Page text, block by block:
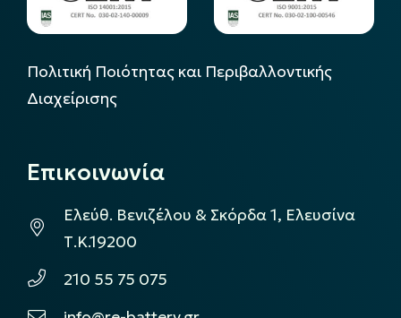
Πολιτική Ποιότητας και Περιβαλλοντικής
Διαχείρισης
Επικοινωνία
Ελεύθ. Βενιζέλου & Σκόρδα 1, Ελευσίνα
Τ.Κ.19200
210 55 75 075